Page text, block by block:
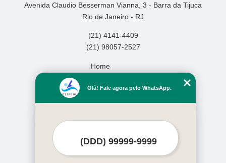
Avenida Claudio Besserman Vianna, 3 - Barra da Tijuca
Rio de Janeiro - RJ
(21) 4141-4409
(21) 98057-2527
Home
Missão
Olá! Fale agora pelo WhatsApp.